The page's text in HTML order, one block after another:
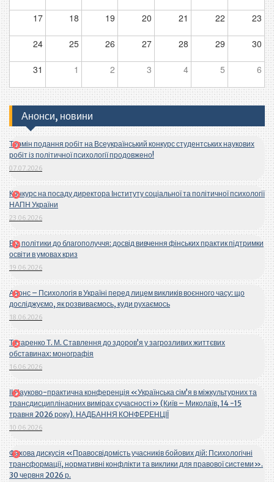
17 18 19 20 21 22 23
24 25 26 27 28 29 30
31 1 2 3 4 5 6
Анонси, новини
Термін подання робіт на Всеукраїнський конкурс студентських наукових
робіт із політичної психології продовжено!
07.07.2026
Конкурс на посаду директора Інституту соціальної та політичної психології
НАПН України
23.06.2026
Від політики до благополуччя: досвід вивчення фінських практик підтримки
освіти в умовах криз
19.06.2026
Анонс – Психологія в Україні перед лицем викликів воєнного часу: що
досліджуємо, як розвиваємось, куди рухаємось
18.06.2026
Титаренко Т. М. Ставлення до здоров’я у загрозливих життєвих
обставинах: монографія
16.06.2026
ІІ Науково-практична конференція «Українська сім’я в міжкультурних та
трансдисциплінарних вимірах сучасності» (Київ – Миколаїв, 14 -15
травня 2026 року). НАДБАННЯ КОНФЕРЕНЦІЇ
10.06.2026
Фахова дискусія «Правосвідомість учасників бойових дій: Психологічні
трансформації, нормативні конфлікти та виклики для правової системи».
30 червня 2026 р.